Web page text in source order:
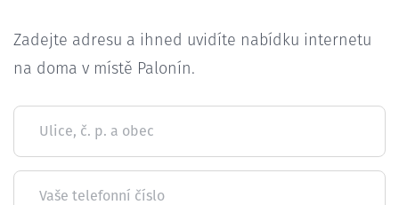
Zadejte adresu a ihned uvidíte nabídku internetu
na doma v místě Palonín.
Ulice, č. p. a obec
Vaše telefonní číslo